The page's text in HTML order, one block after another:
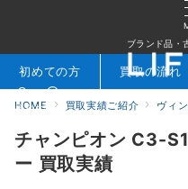
ブランド品・
検索 お問合せ
初めての方 買取の流れ
HOME 買取実績ご紹介 ヴィ
チャンピオン C3-
ー 買取実績